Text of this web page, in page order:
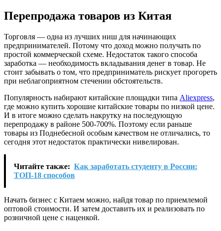
Перепродажа товаров из Китая
Торговля — одна из лучших ниш для начинающих
предпринимателей. Потому что доход можно получать по
простой коммерческой схеме. Недостаток такого способа
заработка — необходимость вкладывания денег в товар. Не
стоит забывать о том, что предприниматель рискует прогореть
при неблагоприятном стечении обстоятельств.
Популярность набирают китайские площадки типа Aliexpress,
где можно купить хорошие китайские товары по низкой цене.
И в итоге можно сделать накрутку на последующую
перепродажу в районе 500-700%. Поэтому если раньше
товары из Поднебесной особым качеством не отличались, то
сегодня этот недостаток практически нивелирован.
Читайте также: Как заработать студенту в России:
ТОП-18 способов
Начать бизнес с Китаем можно, найдя товар по приемлемой
оптовой стоимости. И затем доставить их и реализовать по
розничной цене с наценкой.